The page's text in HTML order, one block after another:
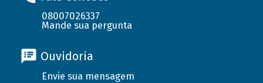
08007026337
Mande sua pergunta
Ouvidoria
Envie sua mensagem